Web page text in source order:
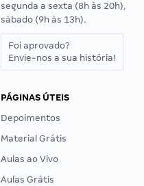
segunda a sexta (8h às 20h),
sábado (9h às 13h).
Foi aprovado?
Envie-nos a sua história!
PÁGINAS ÚTEIS
Depoimentos
Material Grátis
Aulas ao Vivo
Aulas Grátis